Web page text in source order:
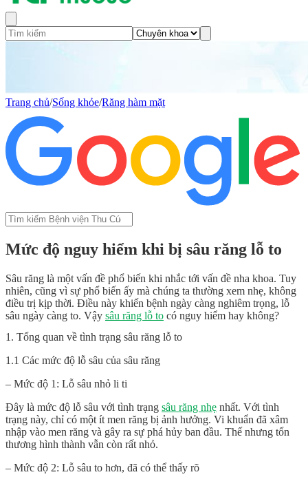
Trang chủ/Sống khỏe/Răng hàm mặt
Mức độ nguy hiểm khi bị sâu răng lỗ to
Sâu răng là một vấn đề phổ biến khi nhắc tới vấn đề nha khoa. Tuy
nhiên, cũng vì sự phổ biến ấy mà chúng ta thường xem nhẹ, không
điều trị kịp thời. Điều này khiến bệnh ngày càng nghiêm trọng, lỗ
sâu ngày càng to. Vậy sâu răng lỗ to có nguy hiểm hay không?
1. Tổng quan về tình trạng sâu răng lỗ to
1.1 Các mức độ lỗ sâu của sâu răng
– Mức độ 1: Lỗ sâu nhỏ li ti
Đây là mức độ lỗ sâu với tình trạng sâu răng nhẹ nhất. Với tình
trạng này, chỉ có một ít men răng bị ảnh hưởng. Vi khuẩn đã xâm
nhập vào men răng và gây ra sự phá hủy ban đầu. Thế nhưng tổn
thương hình thành vẫn còn rất nhỏ.
– Mức độ 2: Lỗ sâu to hơn, đã có thể thấy rõ